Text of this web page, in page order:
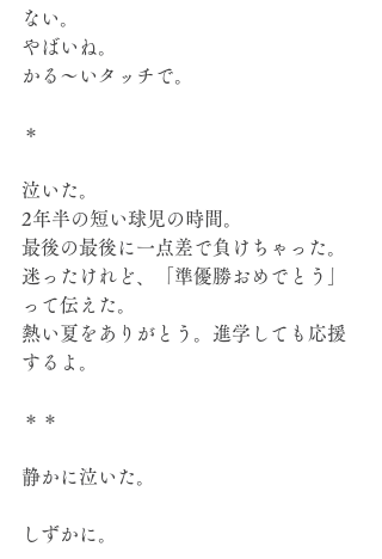
ない。
やばいね。
かる〜いタッチで。
＊
泣いた。
2年半の短い球児の時間。
最後の最後に一点差で負けちゃった。
迷ったけれど、「準優勝おめでとう」
って伝えた。
熱い夏をありがとう。進学しても応援
するよ。
＊＊
静かに泣いた。
しずかに。